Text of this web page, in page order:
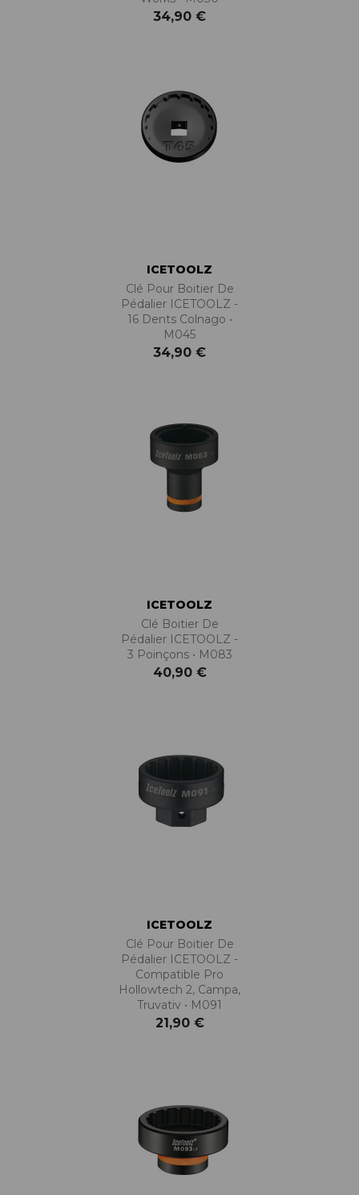
34,90 €
ICETOOLZ
Clé Pour Boitier De
Pédalier ICETOOLZ -
16 Dents Colnago •
M045
34,90 €
ICETOOLZ
Clé Boitier De
Pédalier ICETOOLZ -
3 Poinçons • M083
40,90 €
ICETOOLZ
Clé Pour Boitier De
Pédalier ICETOOLZ -
Compatible Pro
Hollowtech 2, Campa,
Truvativ • M091
21,90 €